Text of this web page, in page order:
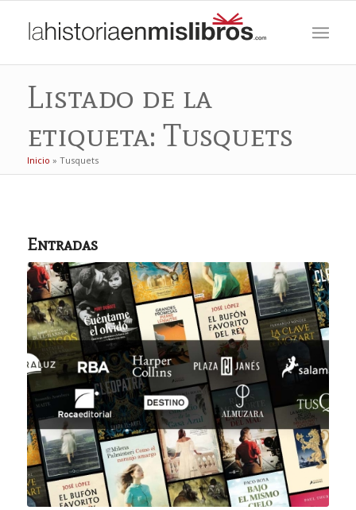
Listado de la
etiqueta: Tusquets
Inicio » Tusquets
Entradas